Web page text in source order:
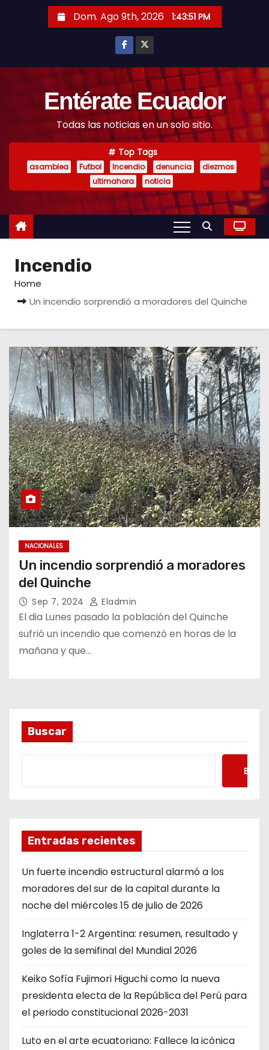
Dom. Ago 9th, 2026 1:43:52 PM
Entérate Ecuador
Todas las noticias en un solo sitio.
Top Tags
asamblea Futbol Incendio denuncia
diezmos
ultimahora
noticia
Incendio
Home
Un incendio sorprendió a moradores del Quinche
NACIONALES
Un incendio sorprendió a moradores
del Quinche
Sep 7, 2024 Eladmin
El dia Lunes pasado la población del Quinche
sufrió un incendio que comenzó en horas de la
mañana y que…
Buscar
Entradas recientes
Un fuerte incendio estructural alarmó a los
moradores del sur de la capital durante la
noche del miércoles 15 de julio de 2026
Inglaterra 1-2 Argentina: resumen, resultado y
goles de la semifinal del Mundial 2026
Keiko Sofía Fujimori Higuchi como la nueva
presidenta electa de la República del Perú para
el periodo constitucional 2026-2031
Luto en el arte ecuatoriano: Fallece la icónica